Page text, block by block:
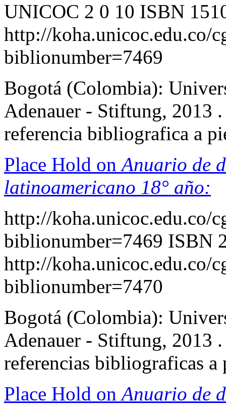
UNICOC 2 0 10 ISBN
http://koha.unicoc.edu.co/
biblionumber=7469
Bogotá (Colombia):
Adenauer - Stiftung, 2013
referencia bibliografica a
Place Hold onAnuario de
latinoamericano 18° año:
http://koha.unicoc.edu.co/
biblionumber=7469 ISBN
http://koha.unicoc.edu.co/
biblionumber=7470
Bogotá (Colombia):
Adenauer - Stiftung, 2013
referencias bibliograficas
Place Hold onAnuario de